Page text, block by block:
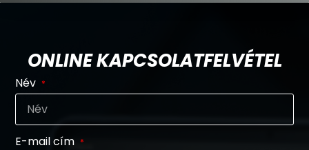
ONLINE KAPCSOLATFELVÉTEL
Név
E-mail cím